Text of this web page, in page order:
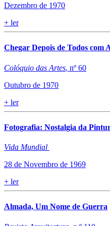
Dezembro de 1970
+ ler
Chegar Depois de Todos com
Colóquio das Artes, nº 60
Outubro de 1970
+ ler
Fotografia: Nostalgia da
Vida Mundial
28 de Novembro de 1969
+ ler
Almada, Um Nome de Guerra